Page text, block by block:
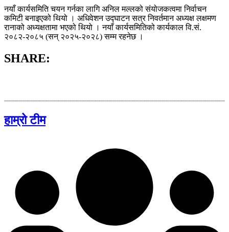
नयाँ कार्यसमिति चयन गर्नका लागि अनिल मल्लको संयोजकत्वमा निर्वाचन
कमिटी बनाइएको थियो । अधिवेशन उद्घाटन सत्र निवर्तमान अध्यक्ष लक्षमण
रानाको अध्यक्षतामा भएको थियो । नयाँ कार्यसमितिको कार्यकाल वि.सं.
२०८२-२०८५ (सन् २०२५-२०२८) सम्म रहनेछ ।
SHARE:
हाम्रो टीम